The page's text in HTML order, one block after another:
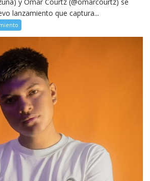
lanzamiento que captura...